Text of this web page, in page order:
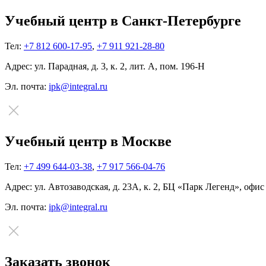
Учебный центр в Санкт-Петербурге
Тел: +7 812 600-17-95, +7 911 921-28-80
Адрес: ул. Парадная, д. 3, к. 2, лит. А, пом. 196-Н
Эл. почта: ipk@integral.ru
Учебный центр в Москве
Тел: +7 499 644-03-38, +7 917 566-04-76
Адрес: ул. Автозаводская, д. 23А, к. 2, БЦ «Парк Легенд»,
Эл. почта: ipk@integral.ru
Заказать звонок